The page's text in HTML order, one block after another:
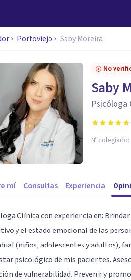
Portoviejo Saby Moreira
No
Saby
Psicóloga
Nº colegiado:
mí Consultas Experiencia
Clínica con experiencia en:
y el estado emocional de las
(niños, adolescentes y adultos),
psicológico de mis pacientes.
de vulnerabilidad. Prevenir y